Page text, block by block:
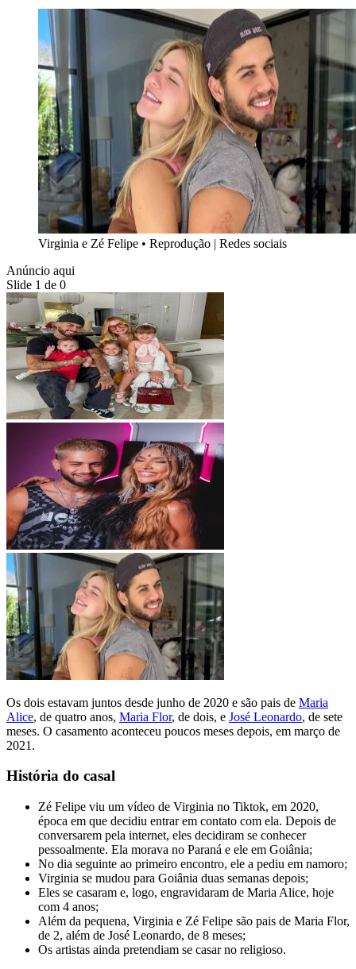
Virginia e Zé Felipe • Reprodução | Redes sociais
Anúncio aqui
Slide 1 de 0
Os dois estavam juntos desde junho de 2020 e são pais de Maria
Alice, de quatro anos, Maria Flor, de dois, e José Leonardo, de sete
meses. O casamento aconteceu poucos meses depois, em março de
2021.
História do casal
Zé Felipe viu um vídeo de Virginia no Tiktok, em 2020,
época em que decidiu entrar em contato com ela. Depois de
conversarem pela internet, eles decidiram se conhecer
pessoalmente. Ela morava no Paraná e ele em Goiânia;
No dia seguinte ao primeiro encontro, ele a pediu em namoro;
Virginia se mudou para Goiânia duas semanas depois;
Eles se casaram e, logo, engravidaram de Maria Alice, hoje
com 4 anos;
Além da pequena, Virginia e Zé Felipe são pais de Maria Flor,
de 2, além de José Leonardo, de 8 meses;
Os artistas ainda pretendiam se casar no religioso.